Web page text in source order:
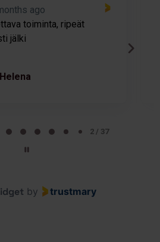
ago
toiminta, ripeät
jälki
2 / 37
by trustmary